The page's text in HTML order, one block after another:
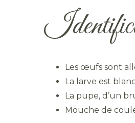
Les œufs sont
La larve est
La pupe, d’un
Mouche de